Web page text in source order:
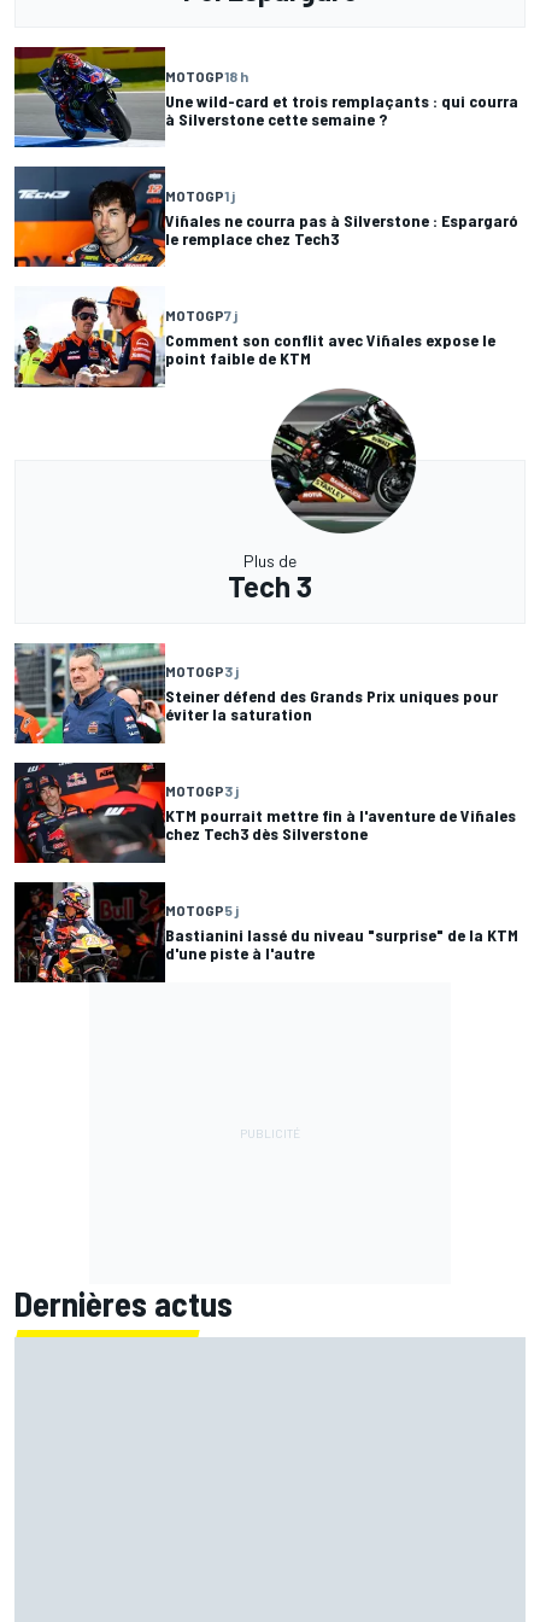
MOTOGP18 h
Une wild-card et trois remplaçants : qui courra
à Silverstone cette semaine ?
MOTOGP1 j
Viñales ne courra pas à Silverstone : Espargaró
le remplace chez Tech3
MOTOGP7 j
Comment son conflit avec Viñales expose le
point faible de KTM
Plus de
Tech 3
MOTOGP3 j
Steiner défend des Grands Prix uniques pour
éviter la saturation
MOTOGP3 j
KTM pourrait mettre fin à l'aventure de Viñales
chez Tech3 dès Silverstone
MOTOGP5 j
Bastianini lassé du niveau "surprise" de la KTM
d'une piste à l'autre
Dernières actus